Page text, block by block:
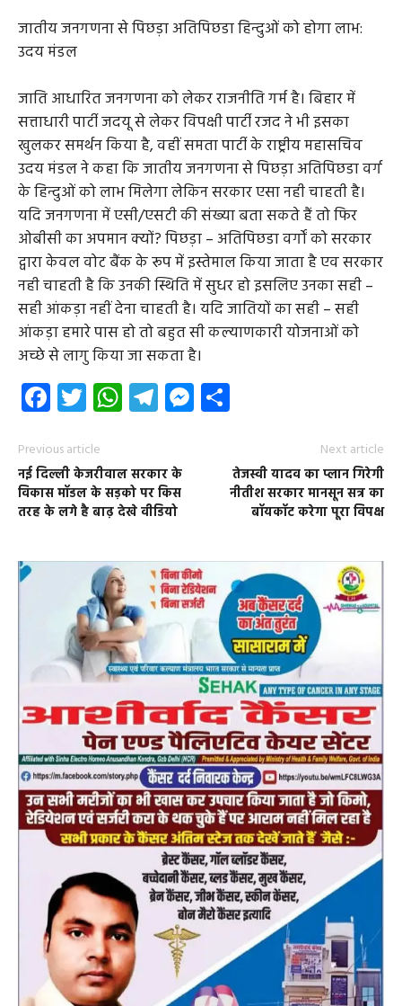
जातीय जनगणना से पिछड़ा अतिपिछडा हिन्दुओं को होगा लाभ:
उदय मंडल
जाति आधारित जनगणना को लेकर राजनीति गर्म है। बिहार में
सत्ताधारी पार्टी जदयू से लेकर विपक्षी पार्टी रजद ने भी इसका
खुलकर समर्थन किया है, वहीं समता पार्टी के राष्ट्रीय महासचिव
उदय मंडल ने कहा कि जातीय जनगणना से पिछड़ा अतिपिछडा वर्ग
के हिन्दुओं को लाभ मिलेगा लेकिन सरकार एसा नही चाहती है।
यदि जनगणना में एसी/एसटी की संख्या बता सकते हैं तो फिर
ओबीसी का अपमान क्यों? पिछड़ा – अतिपिछडा वर्गों को सरकार
द्वारा केवल वोट बैंक के रूप में इस्तेमाल किया जाता है एव सरकार
नही चाहती है कि उनकी स्थिति में सुधर हो इसलिए उनका सही –
सही आंकड़ा नहीं देना चाहती है। यदि जातियों का सही – सही
आंकड़ा हमारे पास हो तो बहुत सी कल्याणकारी योजनाओं को
अच्छे से लागु किया जा सकता है।
Facebook
Twitter
WhatsApp
Telegram
Messenger
Previous article
नई दिल्ली केजरीवाल सरकार के
विकास मॉडल के सड़को पर किस
तरह के लगे है बाढ़ देखे वीडियो
Next article
तेजस्वी यादव का प्लान गिरेगी
नीतीश सरकार मानसून सत्र का
बॉयकॉट करेगा पूरा विपक्ष